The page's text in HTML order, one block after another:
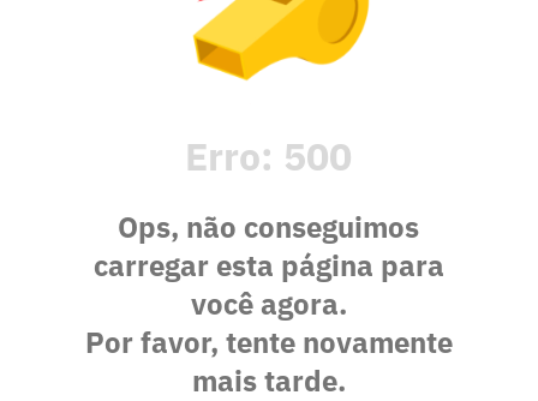
Erro: 500
Ops, não conseguimos
carregar esta página para
você agora.
Por favor, tente novamente
mais tarde.